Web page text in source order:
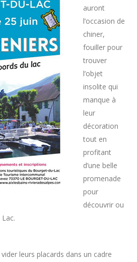
auront
l’occasion de
chiner,
fouiller pour
trouver
l’objet
insolite qui
manque à
leur
décoration
tout en
profitant
d’une belle
promenade
pour
découvrir ou
leurs placards dans un cadre